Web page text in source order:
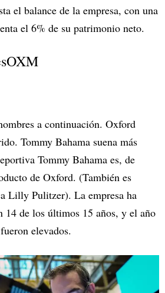
el balance de la empresa, con una
el 6% de su patrimonio neto.
a continuación. Oxford
Tommy Bahama suena más
Tommy Bahama es, de
de Oxford. (También es
Lilly Pulitzer). La empresa ha
14 de los últimos 15 años, y el año
elevados.